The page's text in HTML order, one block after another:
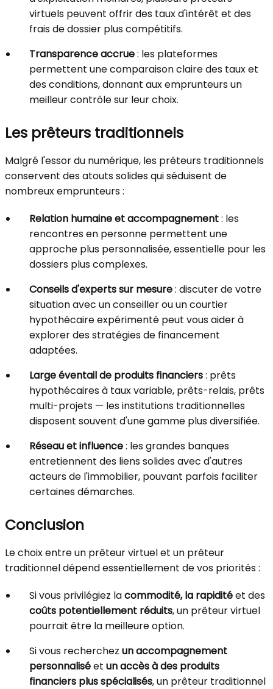
virtuels peuvent offrir des taux d'intérêt et des
frais de dossier plus compétitifs.
Transparence accrue: les plateformes
permettent une comparaison claire des taux et
des conditions, donnant aux emprunteurs un
meilleur contrôle sur leur choix.
Les prêteurs traditionnels
Malgré l'essor du numérique, les prêteurs traditionnels
conservent des atouts solides qui séduisent de
nombreux emprunteurs :
Relation humaine et accompagnement: les
rencontres en personne permettent une
approche plus personnalisée, essentielle pour les
dossiers plus complexes.
Conseils d'experts sur mesure: discuter de votre
situation avec un conseiller ou un courtier
hypothécaire expérimenté peut vous aider à
explorer des stratégies de financement
adaptées.
Large éventail de produits financiers: prêts
hypothécaires à taux variable, prêts-relais, prêts
multi-projets — les institutions traditionnelles
disposent souvent d'une gamme plus diversifiée.
Réseau et influence: les grandes banques
entretiennent des liens solides avec d'autres
acteurs de l'immobilier, pouvant parfois faciliter
certaines démarches.
Conclusion
Le choix entre un prêteur virtuel et un prêteur
traditionnel dépend essentiellement de vos priorités :
Si vous privilégiez lacommodité, la rapiditéet des
coûts potentiellement réduits, un prêteur virtuel
pourrait être la meilleure option.
Si vous recherchez un accompagnement
personnaliséet un accès à des produits
financiers plus spécialisés, un prêteur traditionnel